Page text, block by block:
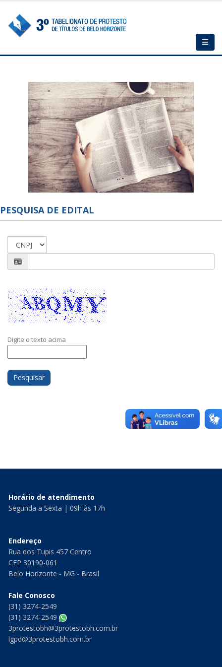
PESQUISA DE EDITAL
Digite o texto acima
Horário de atendimento
Segunda a Sexta | 09h às 17h
Endereço
Rua dos Tupis 457 Centro
CEP 30190-061
Belo Horizonte - MG - Brasil
Fale Conosco
(31) 3274-2549
(31) 3274-2549
3protestobh@3protestobh.com.br
lgpd@3protestobh.com.br